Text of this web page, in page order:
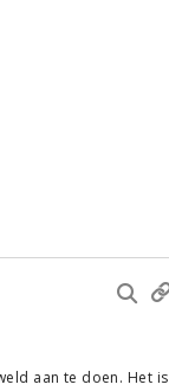
aan te doen. Het is